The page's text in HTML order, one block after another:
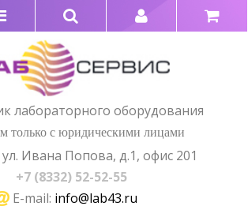
лабораторного оборудования
только с юридическими лицами
Ивана Попова, д.1, офис 201
+7 (8332) 52-52-55
E-mail: info@lab43.ru